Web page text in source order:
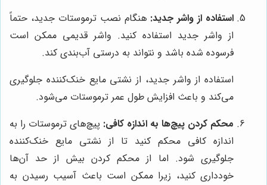
استفاده از واشر جدید: هنگام نصب ترموستات جدید، حتماً
از واشر جدید استفاده کنید. واشر قدیمی ممکن است
فرسوده شده باشد و نتواند به درستی آب‌بندی کند.
استفاده از واشر جدید، از نشتی مایع خنک‌کننده جلوگیری
می‌کند و باعث افزایش طول عمر ترموستات می‌شود.
محکم کردن پیچ‌ها به اندازه کافی: پیچ‌های ترموستات را به
اندازه کافی محکم کنید تا از نشتی مایع خنک‌کننده
جلوگیری شود. اما از محکم کردن بیش از حد آن‌ها
خودداری کنید، زیرا ممکن است باعث آسیب رسیدن به